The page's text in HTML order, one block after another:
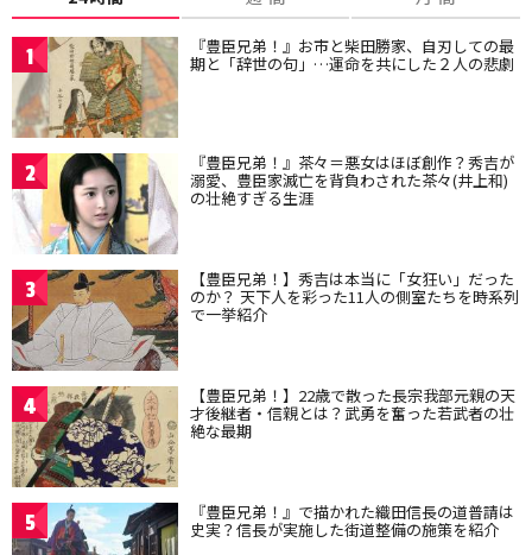
1 『豊臣兄弟！』お市と柴田勝家、自刃しての最
期と「辞世の句」…運命を共にした２人の悲劇
2 『豊臣兄弟！』茶々＝悪女はほぼ創作？秀吉が
溺愛、豊臣家滅亡を背負わされた茶々(井上和)
の壮絶すぎる生涯
3 【豊臣兄弟！】秀吉は本当に「女狂い」だった
のか？ 天下人を彩った11人の側室たちを時系列
で一挙紹介
4 【豊臣兄弟！】22歳で散った長宗我部元親の天
才後継者・信親とは？武勇を奮った若武者の壮
絶な最期
5 『豊臣兄弟！』で描かれた織田信長の道普請は
史実？信長が実施した街道整備の施策を紹介